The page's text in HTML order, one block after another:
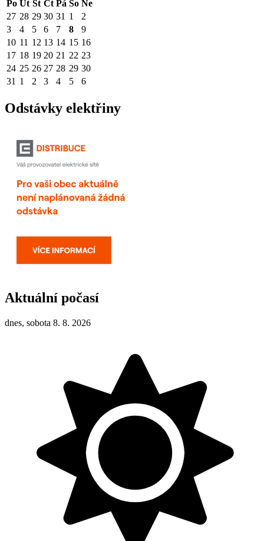
Po Út St Čt Pá So Ne
27 28 29 30 31 1
2
3
4 5 6 7 8
9
10 11 12 13 14 15 16
17 18 19 20 21 22 23
24 25 26 27 28 29 30
31 1 2 3 4 5 6
Odstávky elektřiny
Aktuální počasí
dnes, sobota 8. 8. 2026